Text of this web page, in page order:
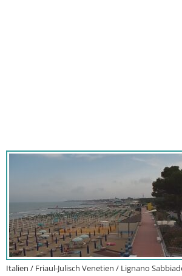
Italien / Friaul-Julisch Venetien / Lignano